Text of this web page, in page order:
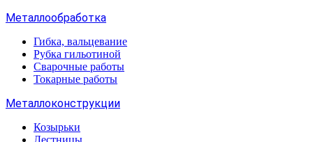
Металлообработка
Гибка, вальцевание
Рубка гильотиной
Сварочные работы
Токарные работы
Металлоконструкции
Козырьки
Лестницы